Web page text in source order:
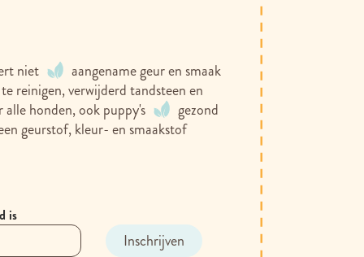
niet
aangename geur en smaak
reinigen, verwijderd tandsteen en
alle honden, ook puppy's
gezond
geurstof, kleur- en smaakstof
is
Inschrijven